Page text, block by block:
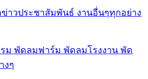
าวประชาสัมพันธ์ งานอื่นๆทุกอย่าง
ม พัดลมฟาร์ม พัดลมโรงงาน พัด
งๆ